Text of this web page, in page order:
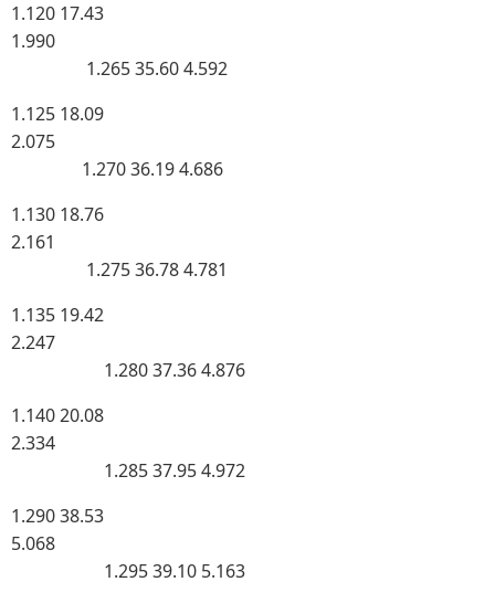
1.120 17.43
1.990
1.265 35.60 4.592
1.125 18.09
2.075
1.270 36.19 4.686
1.130 18.76
2.161
1.275 36.78 4.781
1.135 19.42
2.247
1.280 37.36 4.876
1.140 20.08
2.334
1.285 37.95 4.972
1.290 38.53
5.068
1.295 39.10 5.163